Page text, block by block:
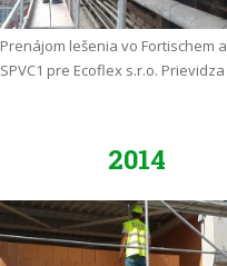
Prenájom lešenia vo Fortischem
SPVC1 pre Ecoflex s.r.o. Prievidza
2014